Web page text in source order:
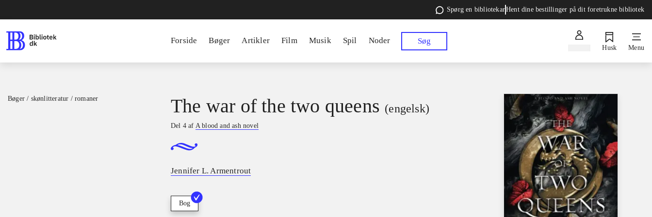
Spørg en bibliotekarHent dine bestillinger på dit foretrukne bibliotek
Forside Bøger Artikler Film Musik Spil Noder Søg
Husk Menu
Bøger / skønlitteratur / romaner The war of the two queens (engelsk)
Del 4 af A blood and ash novel
Jennifer L. Armentrout
Bog